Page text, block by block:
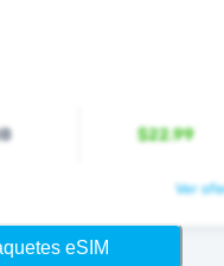
$22.99
Ver
eSIM